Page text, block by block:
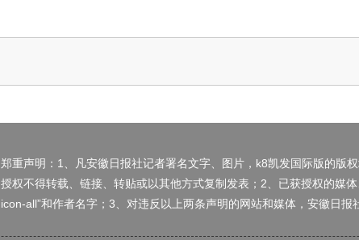
郑重声明：1、凡安徽日报社记者署名文字、图片，k8凯发国际版的版
授权不得转载、链接、转贴或以其他方式复制发表；2、已获授权的媒
icon-all”和作者名字；3、对违反以上两条声明的网站和媒体，安徽日